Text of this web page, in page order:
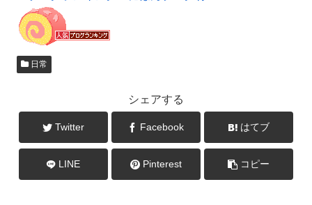
日常
シェアする
Twitter Facebook はてブ
LINE Pinterest コピー